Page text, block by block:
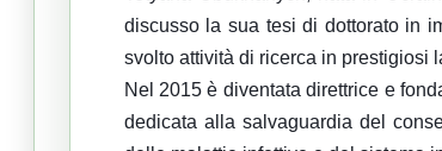
discusso la sua tesi di dottorato in
svolto attività di ricerca in prestigiosi
Nel 2015 è diventata direttrice e
dedicata alla salvaguardia del